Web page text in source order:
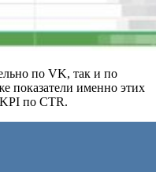
по VK, так и по
показатели именно этих
по CTR.